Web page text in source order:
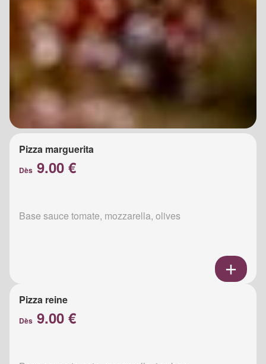
Pizza marguerita
Dès 9.00 €
Base sauce tomate, mozzarella, olives
Pizza reine
Dès 9.00 €